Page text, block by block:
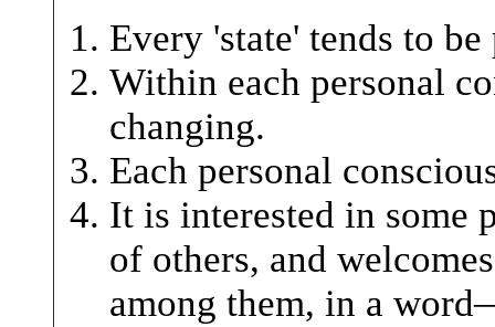
Every 'state' tends to
Within each personal
changing.
Each personal
It is interested in some
of others, and
among them, in a